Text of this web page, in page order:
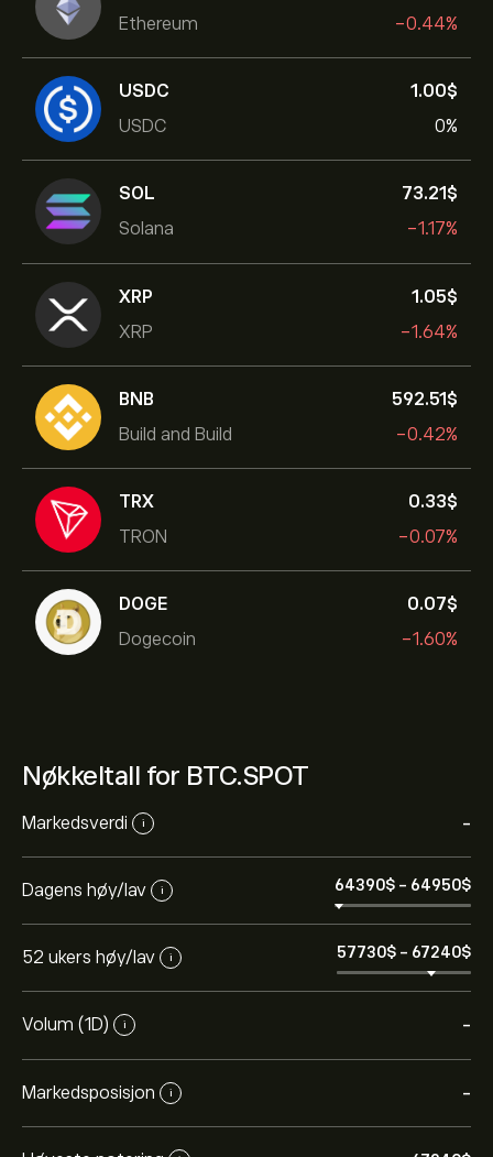
Ethereum
-0.44%
USDC
USDC
1.00‎$‎
0%
SOL
Solana
73.21‎$‎
-1.17%
XRP
XRP
1.05‎$‎
-1.64%
BNB
Build and Build
592.51‎$‎
-0.42%
TRX
TRON
0.33‎$‎
-0.07%
DOGE
Dogecoin
0.07‎$‎
-1.60%
Nøkkeltall for BTC.SPOT
Markedsverdi i -
Dagens høy/lav i 64390‎$‎ - 64950‎$‎
52 ukers høy/lav i 57730‎$‎ - 67240‎$‎
Volum (1D) i -
Markedsposisjon i -